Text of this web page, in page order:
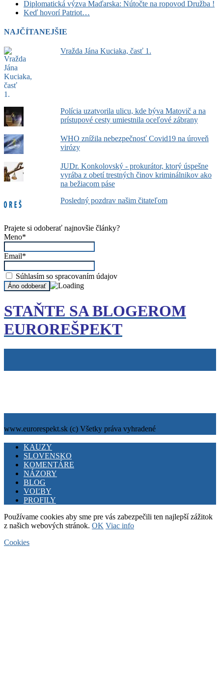
Diplomatická výzva Maďarska: Nútočte na ropovod Družba !
Keď hovorí Patriot…
NAJČÍTANEJŠIE
Vražda Jána Kuciaka, časť 1.
Polícia uzatvorila ulicu, kde býva Matovič a na
prístupové cesty umiestnila oceľové zábrany
WHO znížila nebezpečnosť Covid19 na úroveň
virózy
JUDr. Konkolovský - prokurátor, ktorý úspešne
vyrába z obetí trestných činov kriminálnikov ako
na bežiacom páse
Posledný pozdrav našim čitateľom
Prajete si odoberať najnovšie články?
Meno*
Email*
Súhlasím so spracovaním údajov
STAŇTE SA BLOGEROM
EUROREŠPEKT
www.eurorespekt.sk (c) Všetky práva vyhradené
Facebook
Twitter
YoutubeKAUZY
SLOVENSKO
KOMENTÁRE
NÁZORY
BLOG
VOĽBY
PROFILY
Používame cookies aby sme pre vás zabezpečili ten najlepší zážitok
z našich webových stránok. OK Viac info
Cookies